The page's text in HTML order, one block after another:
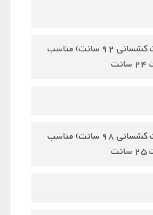
طول سوتین 76 سانت(در حالت کشسانی 92 سانت) مناسب
طول سوتین 80 سانت(در حالت کشسانی 98 سانت) مناسب